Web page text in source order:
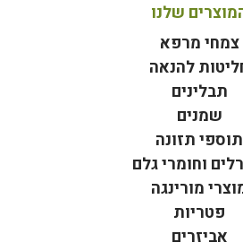
שלנו
צמחי מרפא
להנאה
תבלינים
שמנים
תוספי תזונה
וחומרי גלם
מורינגה
פטריות
אביזרים